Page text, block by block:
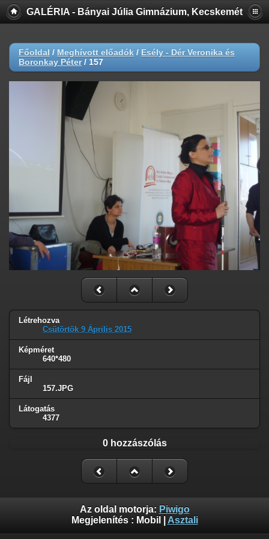
GALÉRIA - Bányai Júlia Gimnázium, Kecskemét
Főoldal / Meghívott előadók / Esély - Dér Veronika és
Boronkay Péter/ 157
Létrehozva
Csütörtök 9 Április 2015
Képméret
640*480
Fájl
157.JPG
Látogatás
4377
0 hozzászólás
Az oldal motorja: Piwigo
Megjelenítés : Mobil Asztali